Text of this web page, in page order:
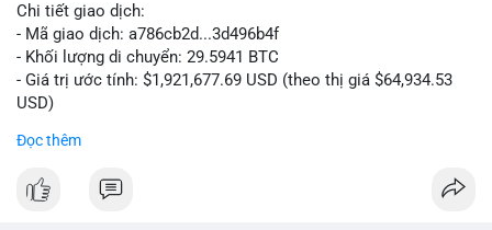
Chi tiết giao dịch:
- Mã giao dịch: a786cb2d...3d496b4f
- Khối lượng di chuyển: 29.5941 BTC
- Giá trị ước tính: $1,921,677.69 USD (theo thị giá $64,934.53
USD)
USD được thực hiện trong một khối chưa xác nhận cho thấy
Đọc thêm